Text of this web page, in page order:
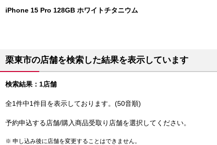
iPhone 15 Pro 128GB ホワイトチタニウム
栗東市の店舗を検索した結果を表示しています
検索結果：1店舗
全1件中1件目を表示しております。(50音順)
予約申込する店舗/購入商品受取り店舗を選択してください。
申し込み後に店舗を変更することはできません。